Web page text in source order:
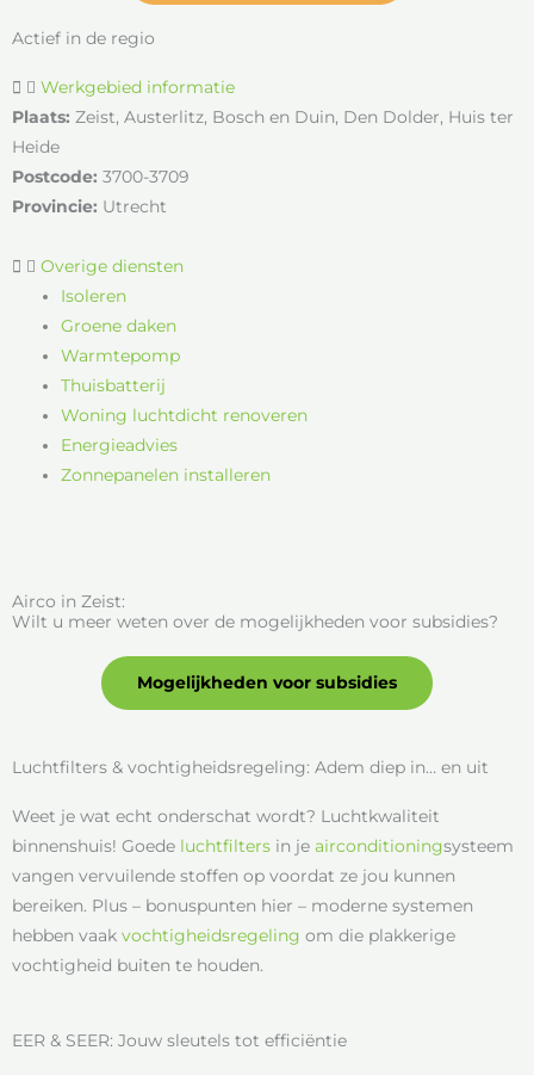
Actief in de regio
Werkgebied informatie
Plaats: Zeist, Austerlitz, Bosch en Duin, Den Dolder, Huis ter
Heide
Postcode: 3700-3709
Provincie: Utrecht
Overige diensten
Isoleren
Groene daken
Warmtepomp
Thuisbatterij
Woning luchtdicht renoveren
Energieadvies
Zonnepanelen installeren
Airco in Zeist:
Wilt u meer weten over de mogelijkheden voor subsidies?
Mogelijkheden voor subsidies
Luchtfilters & vochtigheidsregeling: Adem diep in… en uit
Weet je wat echt onderschat wordt? Luchtkwaliteit
binnenshuis! Goede luchtfilters in je airconditioningsysteem
vangen vervuilende stoffen op voordat ze jou kunnen
bereiken. Plus – bonuspunten hier – moderne systemen
hebben vaak vochtigheidsregeling om die plakkerige
vochtigheid buiten te houden.
EER & SEER: Jouw sleutels tot efficiëntie